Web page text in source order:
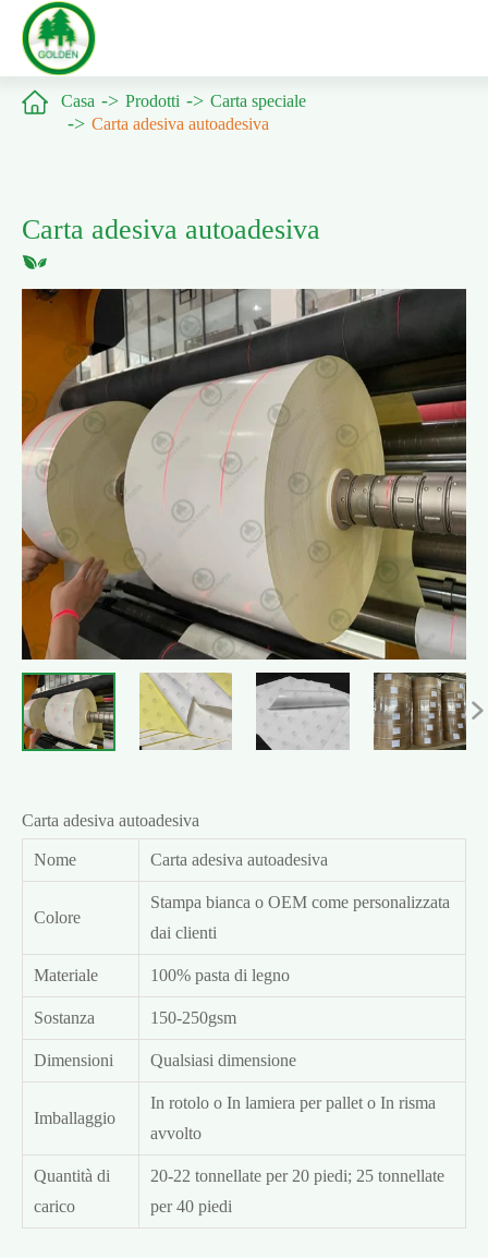
 Casa Prodotti
Carta speciale
Carta adesiva autoadesiva
Carta adesiva autoadesiva

Carta adesiva autoadesiva
Nome Carta adesiva autoadesiva
Colore
Stampa bianca o OEM come personalizzata
dai clienti
Materiale 100% pasta di legno
Sostanza 150-250gsm
Dimensioni Qualsiasi dimensione
Imballaggio
In rotolo o In lamiera per pallet o In risma
avvolto
Quantità di
carico
20-22 tonnellate per 20 piedi; 25 tonnellate
per 40 piedi